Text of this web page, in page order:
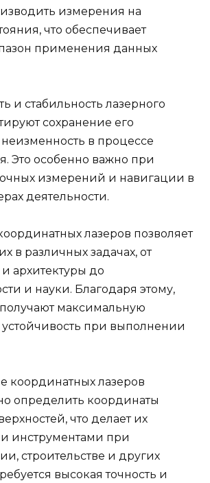
измерения на
что обеспечивает
применения данных
и стабильность лазерного
сохранение его
неизменность в процессе
Это особенно важно при
измерений и навигации в
деятельности.
лазеров позволяет
в различных задачах, от
и архитектуры до
и науки. Благодаря этому,
максимальную
устойчивость при выполнении
координатных лазеров
определить координаты
что делает их
инструментами при
строительстве и других
высокая точность и